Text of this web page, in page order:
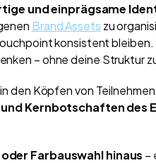
und einprägsame
Brand Assets zu
konsistent
– ohne deine Struktur
den Köpfen von
Kernbotschaften des
Farbauswahl hinaus –